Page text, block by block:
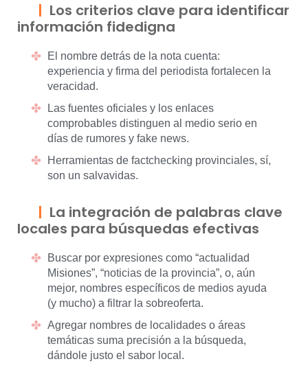
Los criterios clave para identificar
información fidedigna
El nombre detrás de la nota cuenta:
experiencia y firma del periodista fortalecen la
veracidad.
Las fuentes oficiales y los enlaces
comprobables distinguen al medio serio en
días de rumores y fake news.
Herramientas de factchecking provinciales, sí,
son un salvavidas.
La integración de palabras clave
locales para búsquedas efectivas
Buscar por expresiones como “actualidad
Misiones”, “noticias de la provincia”, o, aún
mejor, nombres específicos de medios ayuda
(y mucho) a filtrar la sobreoferta.
Agregar nombres de localidades o áreas
temáticas suma precisión a la búsqueda,
dándole justo el sabor local.